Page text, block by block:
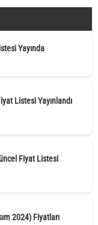
Yayında
Listesi Yayınlandı
Fiyat Listesi
2024) Fiyatları